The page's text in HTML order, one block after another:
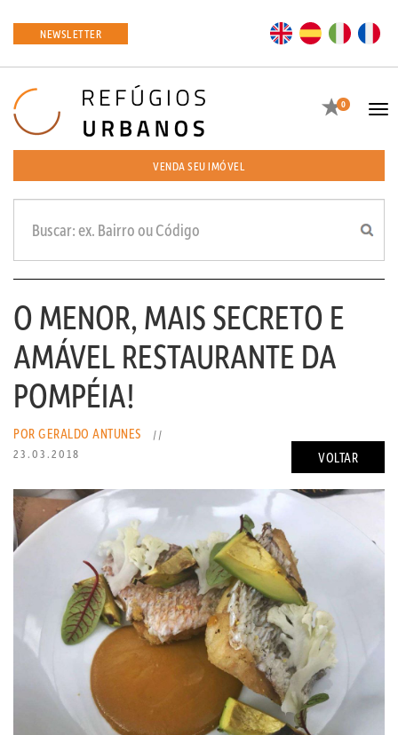
NEWSLETTER EN ES
Favoritos
0
VENDA SEU IMÓVEL
O MENOR, MAIS SECRETO E
AMÁVEL RESTAURANTE DA
POMPÉIA!
VOLTAR
POR GERALDO ANTUNES
//
23.03.2018